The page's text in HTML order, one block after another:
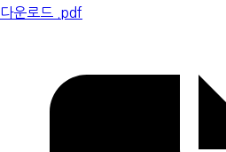
다운로드 .pdf